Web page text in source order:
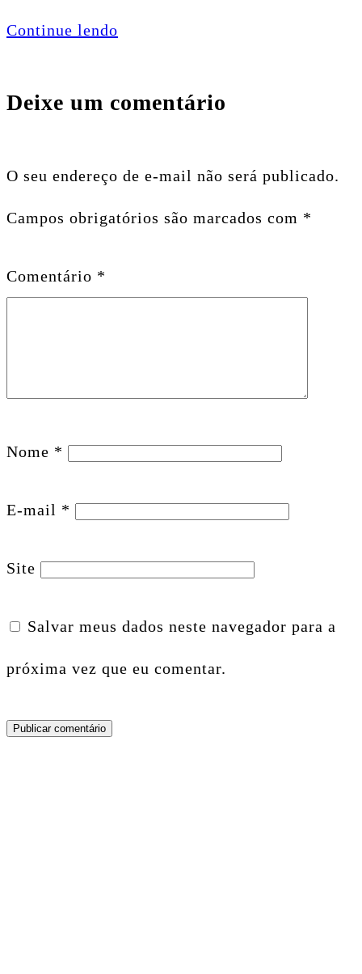
Continue lendo
Deixe um comentário
O seu endereço de e-mail não será publicado.
Campos obrigatórios são marcados com *
Comentário *
Nome *
E-mail *
Site
Salvar meus dados neste navegador para a
próxima vez que eu comentar.